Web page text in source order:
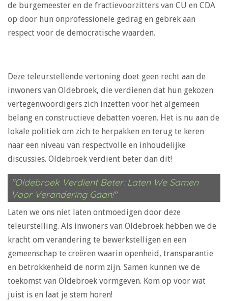
de burgemeester en de fractievoorzitters van CU en CDA
op door hun onprofessionele gedrag en gebrek aan
respect voor de democratische waarden.
Deze teleurstellende vertoning doet geen recht aan de
inwoners van Oldebroek, die verdienen dat hun gekozen
vertegenwoordigers zich inzetten voor het algemeen
belang en constructieve debatten voeren. Het is nu aan de
lokale politiek om zich te herpakken en terug te keren
naar een niveau van respectvolle en inhoudelijke
discussies. Oldebroek verdient beter dan dit!
"Oldebroek Verdient Beter: Laten We Samen
Voor Verandering Gaan!"
Laten we ons niet laten ontmoedigen door deze
teleurstelling. Als inwoners van Oldebroek hebben we de
kracht om verandering te bewerkstelligen en een
gemeenschap te creëren waarin openheid, transparantie
en betrokkenheid de norm zijn. Samen kunnen we de
toekomst van Oldebroek vormgeven. Kom op voor wat
juist is en laat je stem horen!